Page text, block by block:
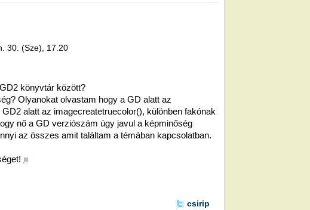
30. (Sze), 17.20
könyvtár között?
Olyanokat olvastam hogy a GD alatt az
alatt az imagecreatetruecolor(), különben fakónak
nő a GD verziószám úgy javul a képminőség
az összes amit találtam a témában kapcsolatban.
■
csirip